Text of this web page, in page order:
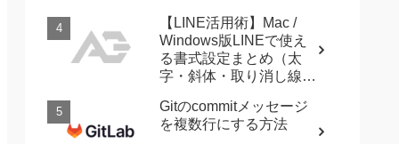
【LINE活用術】Mac /
Windows版LINEで使え
る書式設定まとめ（太
字・斜体・取り消し線・
Gitのcommitメッセージ
を複数行にする方法